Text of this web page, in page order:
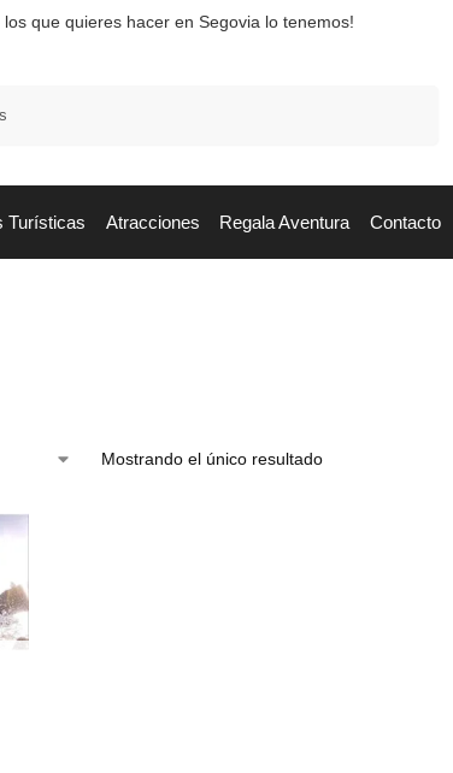
los que quieres hacer en Segovia lo tenemos!
Turísticas Atracciones Regala Aventura Contacto
Mostrando el único resultado